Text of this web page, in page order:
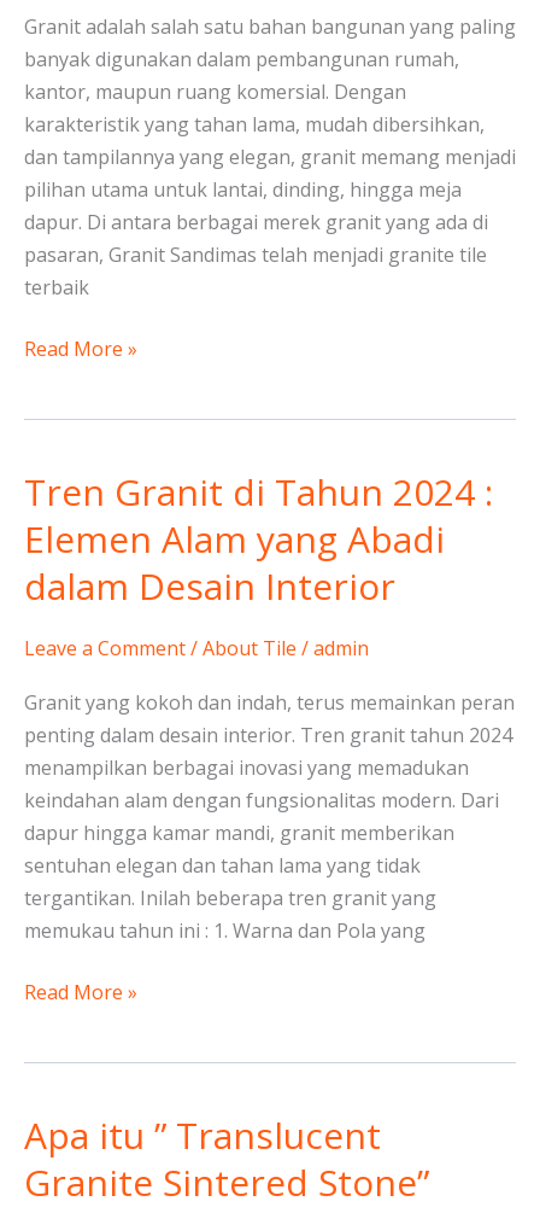
Granit adalah salah satu bahan bangunan yang paling
banyak digunakan dalam pembangunan rumah,
kantor, maupun ruang komersial. Dengan
karakteristik yang tahan lama, mudah dibersihkan,
dan tampilannya yang elegan, granit memang menjadi
pilihan utama untuk lantai, dinding, hingga meja
dapur. Di antara berbagai merek granit yang ada di
pasaran, Granit Sandimas telah menjadi granite tile
terbaik
Indonesia
Read More »
Tren Granit di Tahun 2024 :
Elemen Alam yang Abadi
dalam Desain Interior
Leave a Comment/About Tile /admin
Granit yang kokoh dan indah, terus memainkan peran
penting dalam desain interior. Tren granit tahun 2024
menampilkan berbagai inovasi yang memadukan
keindahan alam dengan fungsionalitas modern. Dari
dapur hingga kamar mandi, granit memberikan
sentuhan elegan dan tahan lama yang tidak
tergantikan. Inilah beberapa tren granit yang
memukau tahun ini : 1. Warna dan Pola yang
Tren
di
Tahun
:
Alam
yang
Abadi
dalam
Desain
Interior
Read More »
Apa itu ” Translucent
Granite Sintered Stone”
Apa
”